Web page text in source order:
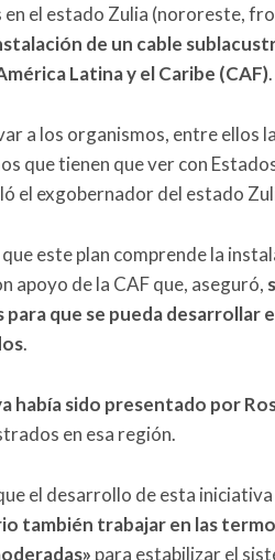
el estado Zulia (nororeste,
de un cable
Latina y el Caribe (CAF).
a los organismos, entre ellos
que tienen que ver con
el exgobernador del estado
este plan comprende la
apoyo de la CAF que, aseguró,
para que se pueda desarrollar
.
había sido presentado por
en esa región.
el desarrollo de esta
también trabajar en las
para estabilizar el